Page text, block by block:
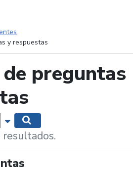
y respuestas
preguntas
Mostrar opciones de búsqueda